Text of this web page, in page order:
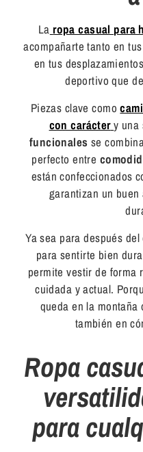
La ropa casual para
acompañarte tanto en
en tus
deportivo que
Piezas clave como
con caráctery
funcionales se
perfecto entre
están confeccionados
garantizan un
Ya sea para después
para sentirte bien
permite vestir de forma
cuidada y actual.
queda en la
también en
Ropa
para